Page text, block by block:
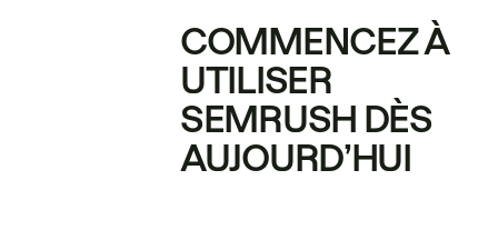
COMMENCEZ À
UTILISER
SEMRUSH DÈS
AUJOURD’HUI